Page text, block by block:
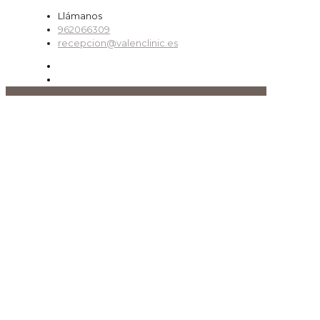
Llámanos
962066309
recepcion@valenclinic.es